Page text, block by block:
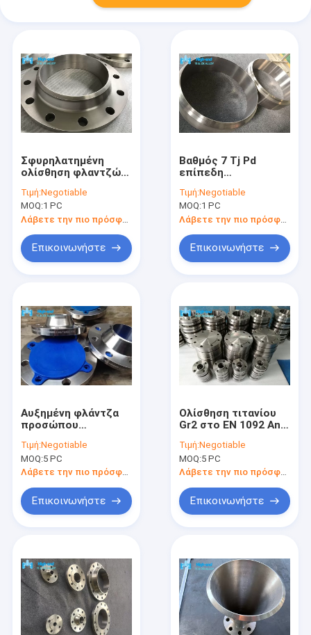
προϊόντα
Σχετικά με εμάς
επαφή
Σφυρηλατημένη
ολίσθηση φλαντζών
στη φλάντζα
συγκόλλησης
Τιμή:Negotiable
MOQ:1 PC
Λάβετε την πιο πρόσφατη τιμή
Επικοινωνήστε
Βαθμός 7 Tj Pd
επίπεδη
φλάντζα προσώπου
φλαντζών ASTM
B381 επίπεδη
Τιμή:Negotiable
MOQ:1 PC
Επικοινωνήστε
Αυξημένη φλάντζα
προσώπου
τιτανίου Norsork
M650 EN1092
Τιμή:Negotiable
MOQ:5 PC
Λάβετε την πιο πρόσφατη τιμή
Επικοινωνήστε
Ολίσθηση τιτανίου
Gr2 στο EN 1092 Ansi
ΠΡΟΣΏΠΟΥ
φλαντζών RF
Τιμή:Negotiable
MOQ:5 PC
Λάβετε την πιο πρόσφατη τιμή
Επικοινωνήστε